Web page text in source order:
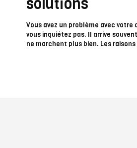
Vous avez un problème avec votre
vous inquiétez pas. Il arrive
ne marchent plus bien. Les